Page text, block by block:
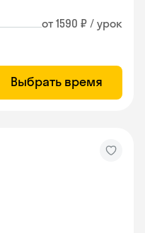
от 1590 ₽ / урок
Выбрать время